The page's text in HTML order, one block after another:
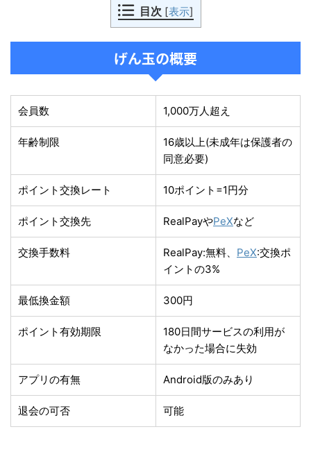
目次 [表示]
げん玉の概要
会員数 1,000万人超え
年齢制限
16歳以上(未成年は保護者の
同意必要)
ポイント交換レート 10ポイント=1円分
ポイント交換先 RealPayやPeXなど
交換手数料 RealPay:無料、 PeX:交換ポ
イントの3%
最低換金額 300円
ポイント有効期限
180日間サービスの利用が
なかった場合に失効
アプリの有無 Android版のみあり
退会の可否 可能